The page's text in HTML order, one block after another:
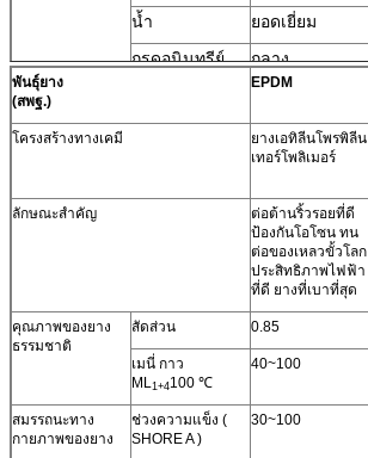
น้ำ
ยอดเยี่ยม
กรดอนินทรีย์
กลาง
ดี
ยางรองเท้ายาง
ท่อยาง เทปกาว
สปริงลม
พันธุ์ยาง
(สพฐ.)
EPDM
โครงสร้างทางเคมี
ยางเอทิลีนโพรพิลีน
เทอร์โพลิเมอร์
ลักษณะสำคัญ
ต่อต้านริ้วรอยที่ดี
ป้องกันโอโซน ทน
ต่อของเหลวขั้วโลก
ประสิทธิภาพไฟฟ้า
ที่ดี ยางที่เบาที่สุด
คุณภาพของยาง
ธรรมชาติ
สัดส่วน 0.85
เมนี่ กาว
ML1+4100 ℃
40~100
สมรรถนะทาง
กายภาพของยาง
ช่วงความแข็ง (
SHORE A )
30~100